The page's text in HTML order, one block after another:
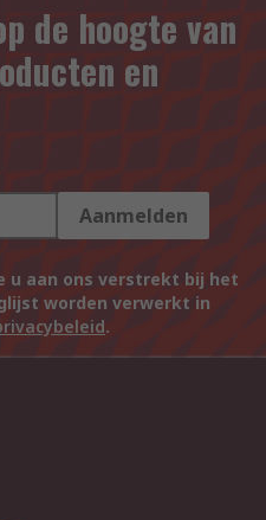
de hoogte van
en
Aanmelden
u aan ons verstrekt bij het
worden verwerkt in
.